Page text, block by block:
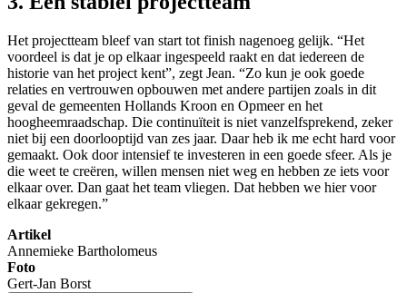
Het projectteam bleef van start tot finish nagenoeg gelijk. “Het
voordeel is dat je op elkaar ingespeeld raakt en dat iedereen de
historie van het project kent”, zegt Jean. “Zo kun je ook goede
relaties en vertrouwen opbouwen met andere partijen zoals in dit
geval de gemeenten Hollands Kroon en Opmeer en het
hoogheemraadschap. Die continuïteit is niet vanzelfsprekend, zeker
niet bij een doorlooptijd van zes jaar. Daar heb ik me echt hard voor
gemaakt. Ook door intensief te investeren in een goede sfeer. Als je
die weet te creëren, willen mensen niet weg en hebben ze iets voor
elkaar over. Dan gaat het team vliegen. Dat hebben we hier voor
elkaar gekregen.”
Artikel
Annemieke Bartholomeus
Foto
Gert-Jan Borst